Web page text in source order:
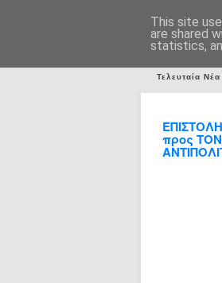
Τελευταία Νέα
προς
This site
are shared
statistics,